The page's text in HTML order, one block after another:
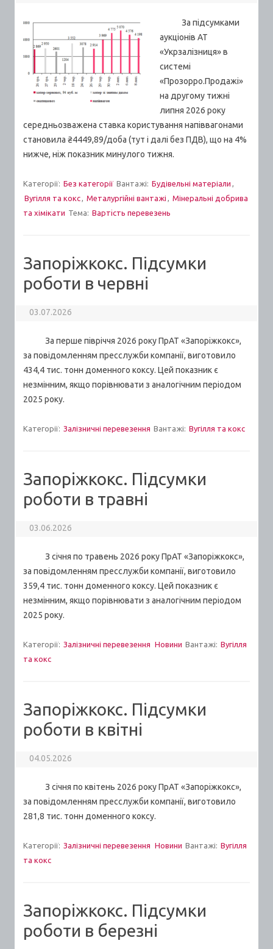
За підсумками
аукціонів АТ
«Укрзалізниця» в
системі
«Прозорро.Продажі»
на другому тижні
липня 2026 року
середньозважена ставка користування напіввагонами
становила ₴4449,89/доба (тут і далі без ПДВ), що на 4%
нижче, ніж показник минулого тижня.
Категорії: Без категорії Вантажі: Будівельні матеріали ,
Вугілля та кокс, Металургійні вантажі , Мінеральні добрива
та хімікати Тема: Вартiсть перевезень
Запоріжкокс. Підсумки
роботи в червні
03.07.2026
За перше півріччя 2026 року ПрАТ «Запоріжкокс»,
за повідомленням пресслужби компанії, виготовило
434,4 тис. тонн доменного коксу. Цей показник є
незмінним, якщо порівнювати з аналогічним періодом
2025 року.
Категорії: Залізничні перевезення Вантажі: Вугілля та кокс
Запоріжкокс. Підсумки
роботи в травні
03.06.2026
З січня по травень 2026 року ПрАТ «Запоріжкокс»,
за повідомленням пресслужби компанії, виготовило
359,4 тис. тонн доменного коксу. Цей показник є
незмінним, якщо порівнювати з аналогічним періодом
2025 року.
Категорії: Залізничні перевезення Новини Вантажі: Вугілля
та кокс
Запоріжкокс. Підсумки
роботи в квітні
04.05.2026
З січня по квітень 2026 року ПрАТ «Запоріжкокс»,
за повідомленням пресслужби компанії, виготовило
281,8 тис. тонн доменного коксу.
Категорії: Залізничні перевезення Новини Вантажі: Вугілля
та кокс
Запоріжкокс. Підсумки
роботи в березні